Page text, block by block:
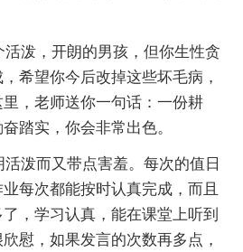
泼，开朗的男孩，但你生性贪
希望你今后改掉这些坏毛病，
，老师送你一句话：一份耕
踏实，你会非常出色。
泼而又带点害羞。每次的值日
每次都能按时认真完成，而且
，学习认真，能在课堂上听到
慰，如果发言的次数再多点，